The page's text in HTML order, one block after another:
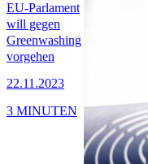
EU-Parlament
will gegen
Greenwashing
vorgehen
22.11.2023
3 MINUTEN